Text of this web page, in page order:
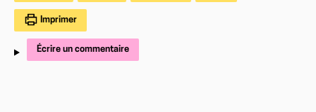
Imprimer
Écrire un commentaire